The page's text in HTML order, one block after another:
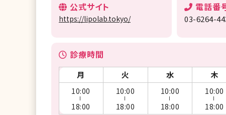
公式サイト
https://lipolab.tokyo/
電話番
03-6264-
診療時間
月 火 水 木
10:00
18:00
10:00
18:00
10:00
18:00
10:00
18:00